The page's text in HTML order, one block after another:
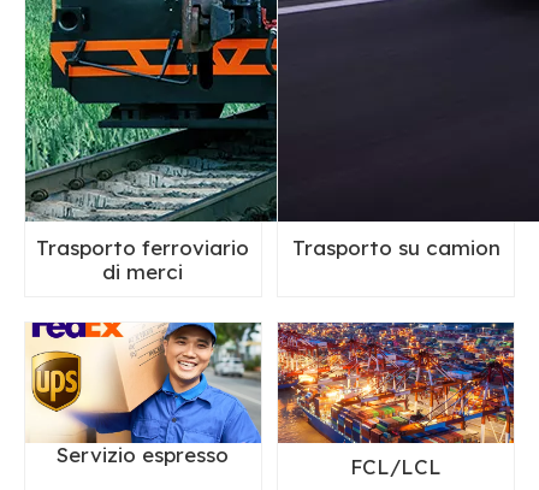
Trasporto ferroviario
di merci
Trasporto su camion
Servizio espresso FCL/LCL